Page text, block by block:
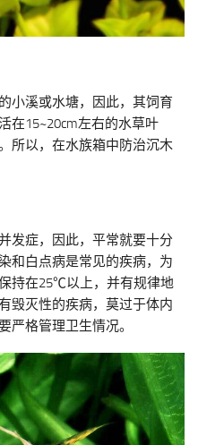
小溪或水塘，因此，其饲育
在15~20cm左右的水草叶
所以，在水族箱中防治沉木
发症，因此，平常就要十分
和白点病是常见的疾病，为
持在25℃以上，并有规律地
毁灭性的疾病，莫过于体内
严格管理卫生情况。